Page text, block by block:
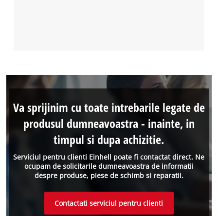
Serviciul pentru clienti Einhell poate fi contactat direct. Ne
ocupam de solicitarile dumneavoastra de informatii
despre produse, piese de schimb si reparatii.
Va sprijinim cu toate intrebarile legate de
produsul dumneavoastra - inainte, in
timpul si dupa achizitie.
Contactati serviciul pentru clienti